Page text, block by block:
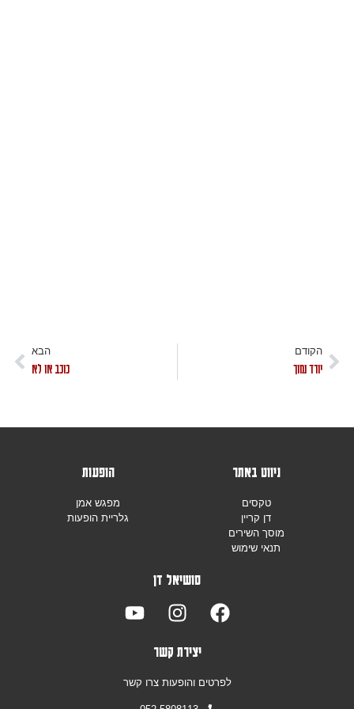
הקודם
יורד נמוך
הבא
כוכב או לא
ניווט באתר
טקסים
דן קריין
מוסך השירים
תנאי שימוש
הופעות
מפגש אמן
גלריית הופעות
סושיאל דן
יצירת קשר
לפרטים והופעות צרו קשר